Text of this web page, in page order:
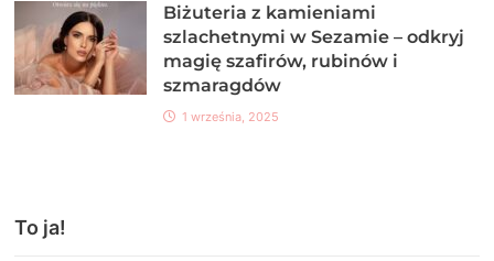
Biżuteria z kamieniami
szlachetnymi w Sezamie – odkryj
magię szafirów, rubinów i
szmaragdów
1 września, 2025
To ja!